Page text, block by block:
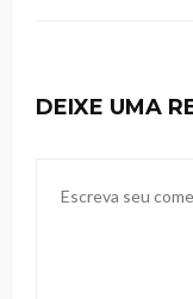
DEIXE UMA